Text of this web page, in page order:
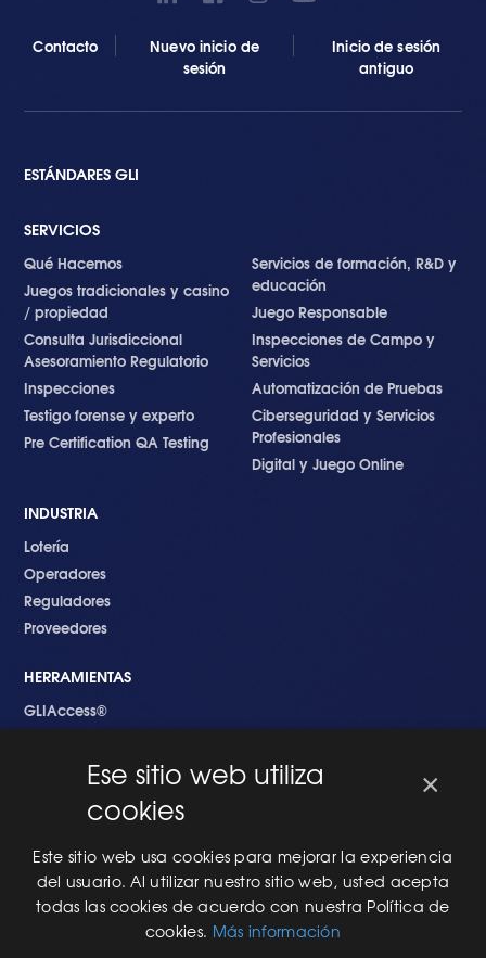
Contacto
Nuevo inicio de
sesión
Inicio de sesión
antiguo
ESTÁNDARES GLI
SERVICIOS
Qué Hacemos
Juegos tradicionales y casino
/ propiedad
Consulta Jurisdiccional
Asesoramiento Regulatorio
Inspecciones
Testigo forense y experto
Pre Certification QA Testing
Servicios de formación, R&D y
educación
Juego Responsable
Inspecciones de Campo y
Servicios
Automatización de Pruebas
Ciberseguridad y Servicios
Profesionales
Digital y Juego Online
INDUSTRIA
Lotería
Operadores
Reguladores
Proveedores
HERRAMIENTAS
GLIAccess®
EMPEZANDO
Nuevo en GLI
Nuevo Software
Una Nueva Máquina
Modificaciones al Software
Modificaciones al Hardware
×
Ese sitio web utiliza
cookies
Este sitio web usa cookies para mejorar la experiencia
del usuario. Al utilizar nuestro sitio web, usted acepta
todas las cookies de acuerdo con nuestra Política de
cookies. Más información